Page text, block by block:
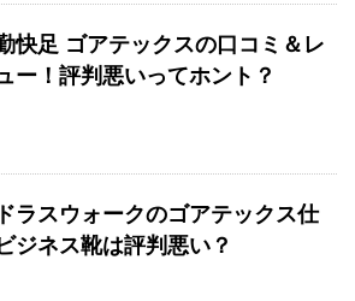
快足 ゴアテックスの口コミ＆レ
ー！評判悪いってホント？
ラスウォークのゴアテックス仕
ジネス靴は評判悪い？